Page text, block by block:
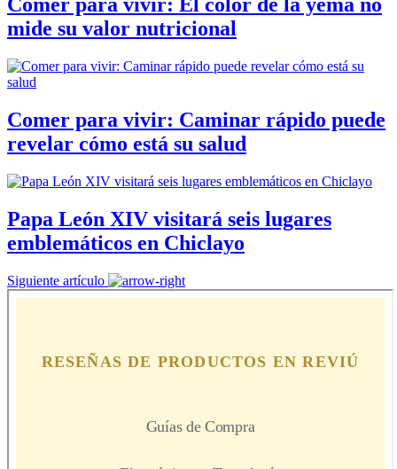
Comer para vivir: El color de la yema no
mide su valor nutricional
Comer para vivir: Caminar rápido puede
revelar cómo está su salud
Papa León XIV visitará seis lugares
emblemáticos en Chiclayo
Siguiente artículo